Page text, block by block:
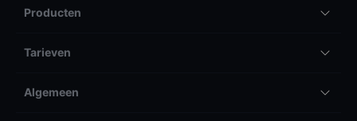
Producten
Tarieven
Algemeen